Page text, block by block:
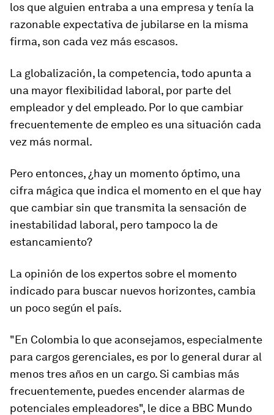
los que alguien entraba a una empresa y tenía la
razonable expectativa de jubilarse en la misma
firma, son cada vez más escasos.
La globalización, la competencia, todo apunta a
una mayor flexibilidad laboral, por parte del
empleador y del empleado. Por lo que cambiar
frecuentemente de empleo es una situación cada
vez más normal.
Pero entonces, ¿hay un momento óptimo, una
cifra mágica que indica el momento en el que hay
que cambiar sin que transmita la sensación de
inestabilidad laboral, pero tampoco la de
estancamiento?
La opinión de los expertos sobre el momento
indicado para buscar nuevos horizontes, cambia
un poco según el país.
"En Colombia lo que aconsejamos, especialmente
para cargos gerenciales, es por lo general durar al
menos tres años en un cargo. Si cambias más
frecuentemente, puedes encender alarmas de
potenciales empleadores", le dice a BBC Mundo